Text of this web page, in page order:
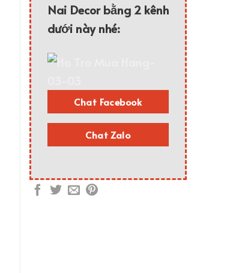
Nai Decor bằng 2 kênh
dưới này nhé:
Chat Facebook
Chat Zalo